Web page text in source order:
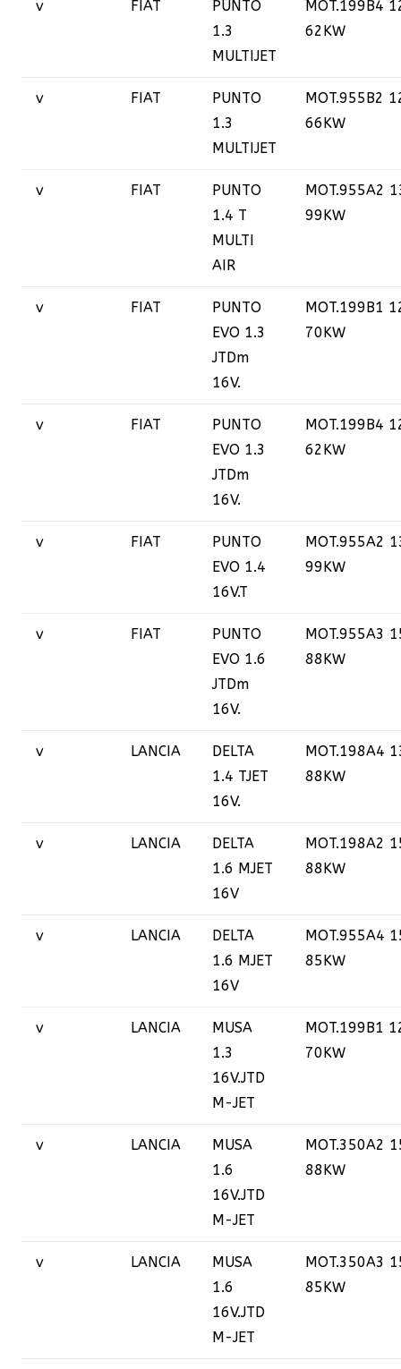
v FIAT
PUNTO
1.3
MULTIJET
MOT.199B4
62KW
v FIAT
PUNTO
1.3
MULTIJET
MOT.955B2
66KW
v FIAT
PUNTO
1.4 T
MULTI
AIR
MOT.955A2
99KW
v FIAT
PUNTO
EVO 1.3
JTDm
16V.
MOT.199B1
70KW
v FIAT
PUNTO
EVO 1.3
JTDm
16V.
MOT.199B4
62KW
v FIAT
PUNTO
EVO 1.4
16V.T
MOT.955A2
99KW
v FIAT
PUNTO
EVO 1.6
JTDm
16V.
MOT.955A3
88KW
v LANCIA
DELTA
1.4 TJET
16V.
MOT.198A4
88KW
v LANCIA
DELTA
1.6 MJET
16V
MOT.198A2
88KW
v LANCIA
DELTA
1.6 MJET
16V
MOT.955A4
85KW
v LANCIA
MUSA
1.3
16V.JTD
M-JET
MOT.199B1
70KW
v LANCIA
MUSA
1.6
16V.JTD
M-JET
MOT.350A2
88KW
v LANCIA
MUSA
1.6
16V.JTD
M-JET
MOT.350A3
85KW